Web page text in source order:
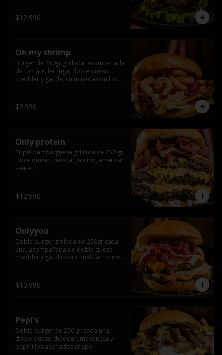
jalapeños de texas.
$12.990
Oh my shrimp
Burger de 250gr grillada, acompañada
de tomate, lechuga, doble queso
cheddar y gauda, culminada con los
$9.990
Only protein
Triple hamburguesa grillada de 250 gr,
triple queso cheddar, tocino, american
sause.
$12.990
Onlyyou
Doble burger grillada de 250gr cada
una, acompañada de doble queso
cheddar y gauda para finalizar tocino
$10.990
Pepi's
Doble burger de 250 gr cada una,
doble queso cheddar, mayonesa y
pepinillos apanados crispy.